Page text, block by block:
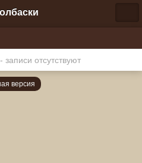
записи отсутствуют
версия